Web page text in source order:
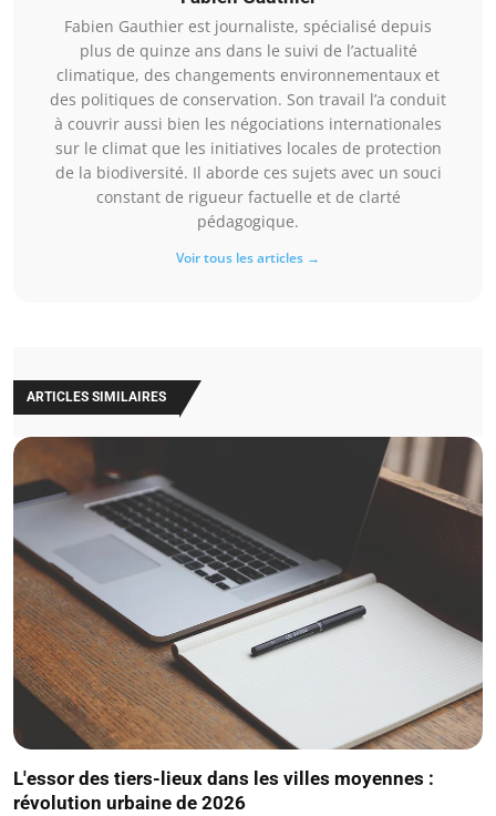
Fabien Gauthier est journaliste, spécialisé depuis
plus de quinze ans dans le suivi de l’actualité
climatique, des changements environnementaux et
des politiques de conservation. Son travail l’a conduit
à couvrir aussi bien les négociations internationales
sur le climat que les initiatives locales de protection
de la biodiversité. Il aborde ces sujets avec un souci
constant de rigueur factuelle et de clarté
pédagogique.
Voir tous les articles →
ARTICLES SIMILAIRES
L'essor des tiers-lieux dans les villes moyennes :
révolution urbaine de 2026